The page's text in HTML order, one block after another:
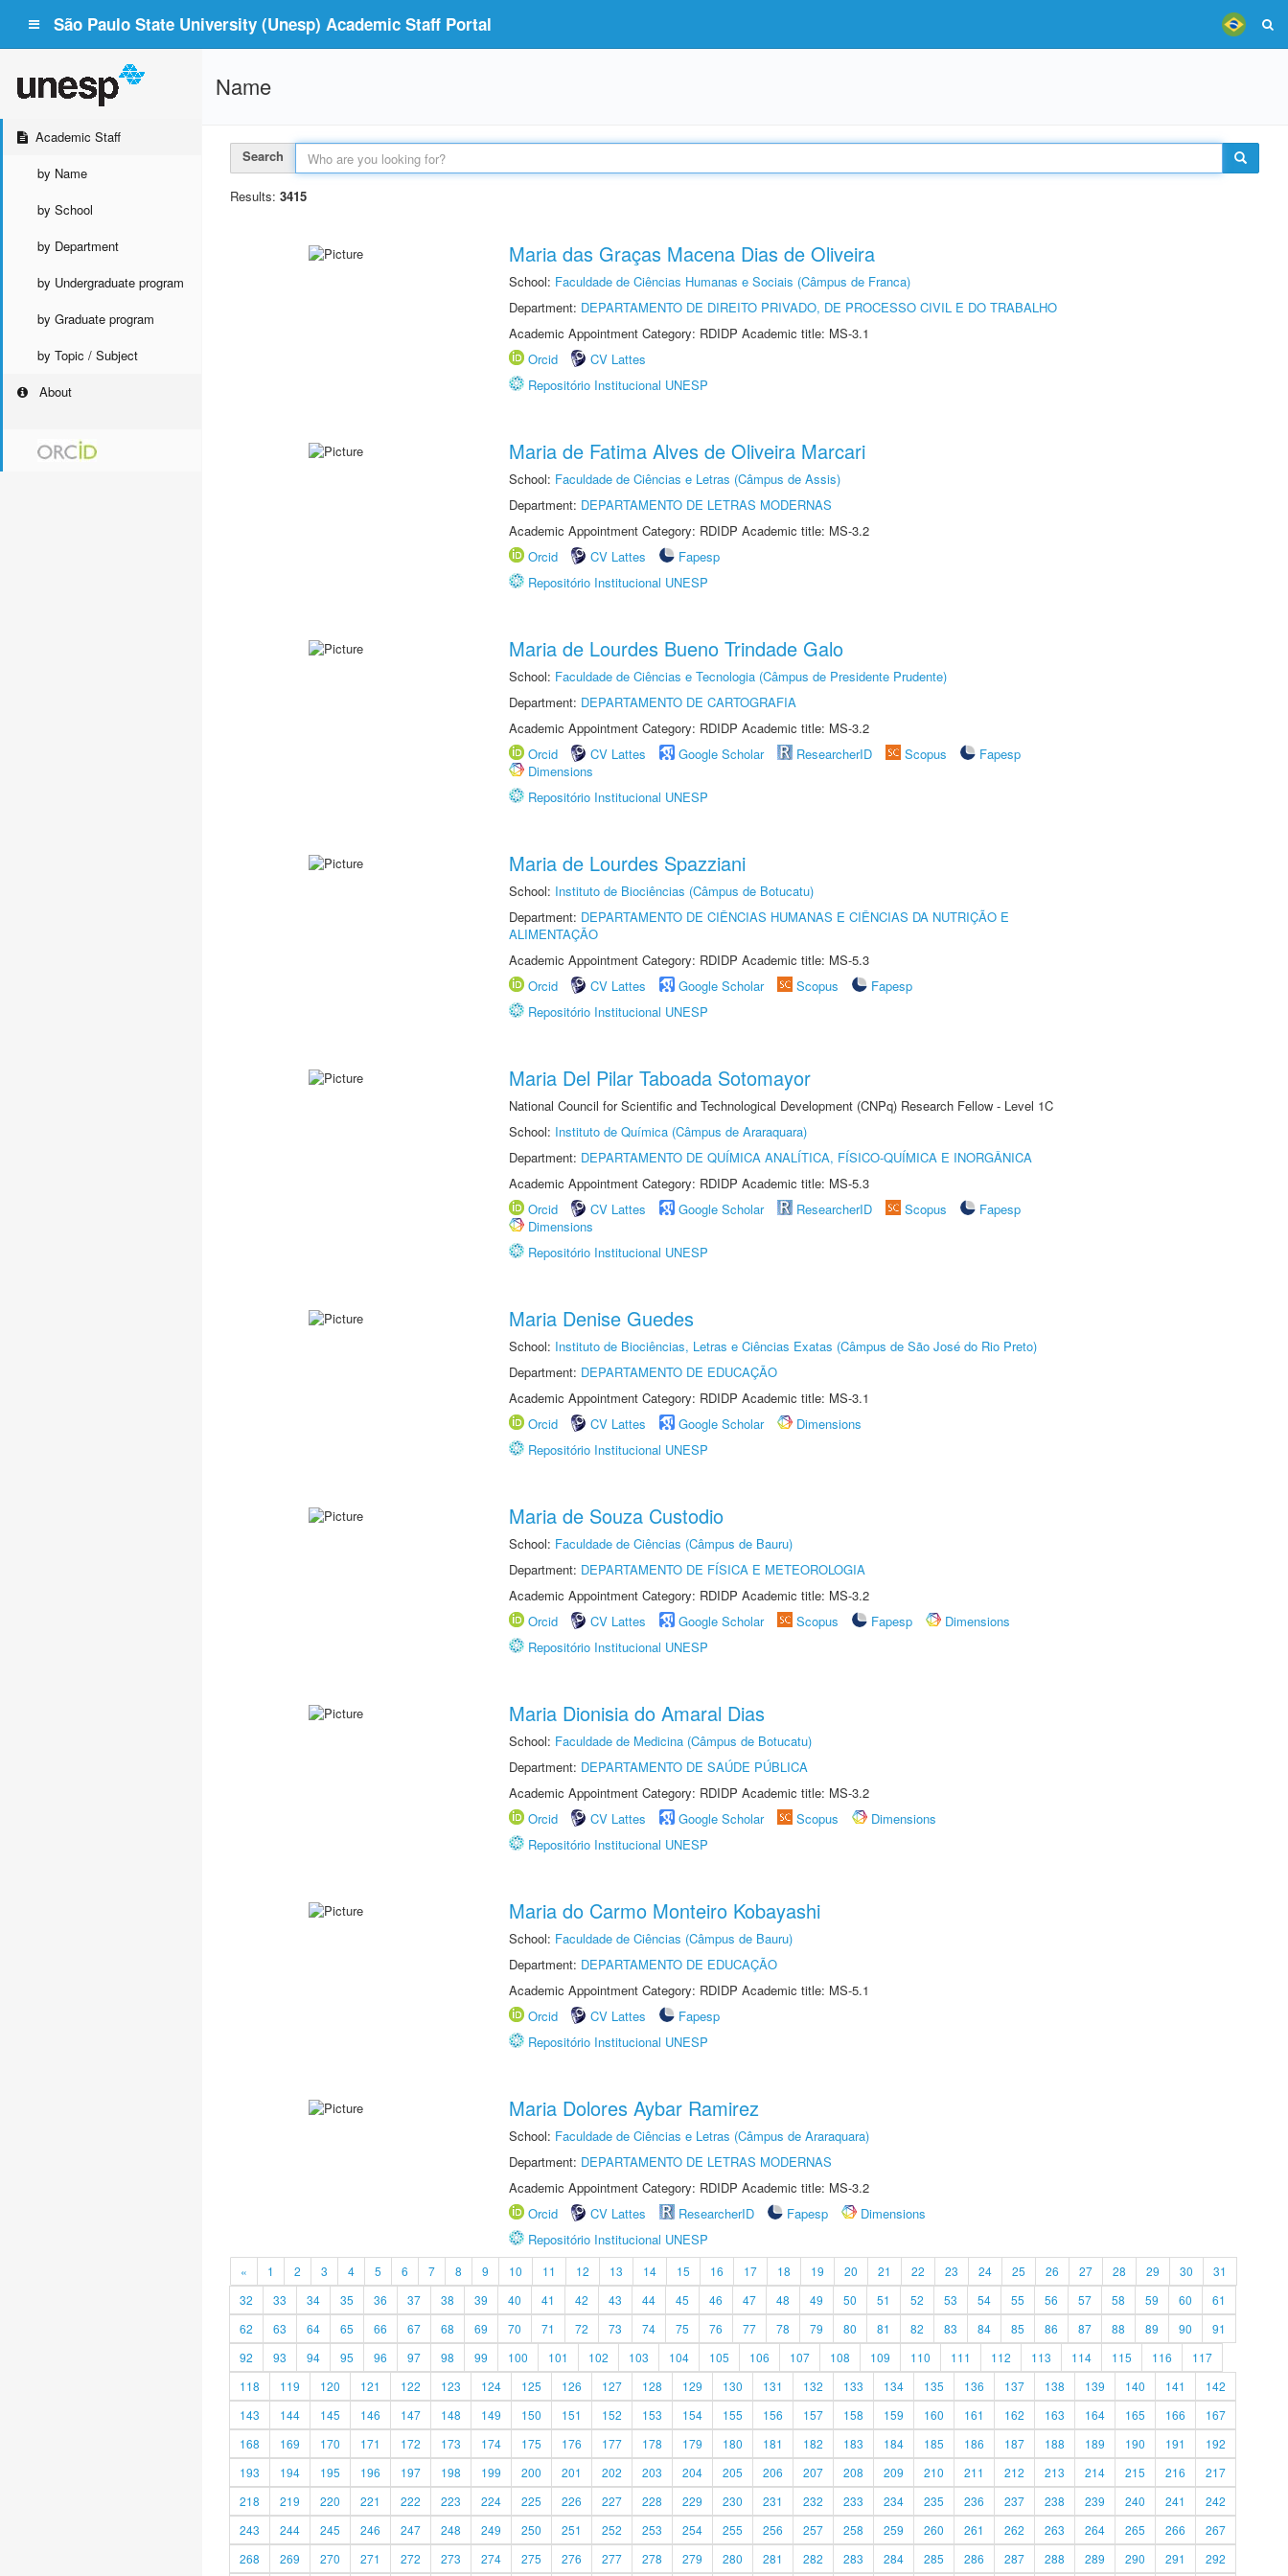
São Paulo State University (Unesp) Academic Staff Portal
Academic Staff
by Name
by School
by Department
by Undergraduate program
by Graduate program
by Topic / Subject
About
Name
Search
Results: 3415
Maria das Graças Macena Dias de Oliveira
School: Faculdade de Ciências Humanas e Sociais (Câmpus de Franca)
Department: DEPARTAMENTO DE DIREITO PRIVADO, DE PROCESSO CIVIL E DO TRABALHO
Academic Appointment Category: RDIDP Academic title: MS-3.1
Orcid
CV Lattes
Repositório Institucional UNESP
Maria de Fatima Alves de Oliveira Marcari
School: Faculdade de Ciências e Letras (Câmpus de Assis)
Department: DEPARTAMENTO DE LETRAS MODERNAS
Academic Appointment Category: RDIDP Academic title: MS-3.2
Orcid
CV Lattes
Fapesp
Repositório Institucional UNESP
Maria de Lourdes Bueno Trindade Galo
School: Faculdade de Ciências e Tecnologia (Câmpus de Presidente Prudente)
Department: DEPARTAMENTO DE CARTOGRAFIA
Academic Appointment Category: RDIDP Academic title: MS-3.2
Orcid
CV Lattes Google Scholar ResearcherID Scopus
Fapesp
Dimensions
Repositório Institucional UNESP
Maria de Lourdes Spazziani
School: Instituto de Biociências (Câmpus de Botucatu)
Department: DEPARTAMENTO DE CIÊNCIAS HUMANAS E CIÊNCIAS DA NUTRIÇÃO E
ALIMENTAÇÃO
Academic Appointment Category: RDIDP Academic title: MS-5.3
Orcid
CV Lattes Google Scholar Scopus
Fapesp
Repositório Institucional UNESP
Maria Del Pilar Taboada Sotomayor
National Council for Scientific and Technological Development (CNPq) Research Fellow - Level 1C
School: Instituto de Química (Câmpus de Araraquara)
Department: DEPARTAMENTO DE QUÍMICA ANALÍTICA, FÍSICO-QUÍMICA E INORGÂNICA
Academic Appointment Category: RDIDP Academic title: MS-5.3
Orcid
CV Lattes Google Scholar ResearcherID Scopus
Fapesp
Dimensions
Repositório Institucional UNESP
Maria Denise Guedes
School: Instituto de Biociências, Letras e Ciências Exatas (Câmpus de São José do Rio Preto)
Department: DEPARTAMENTO DE EDUCAÇÃO
Academic Appointment Category: RDIDP Academic title: MS-3.1
Orcid
CV Lattes Google Scholar
Dimensions
Repositório Institucional UNESP
Maria de Souza Custodio
School: Faculdade de Ciências (Câmpus de Bauru)
Department: DEPARTAMENTO DE FÍSICA E METEOROLOGIA
Academic Appointment Category: RDIDP Academic title: MS-3.2
Orcid
CV Lattes Google Scholar Scopus Fapesp
Dimensions
Repositório Institucional UNESP
Maria Dionisia do Amaral Dias
School: Faculdade de Medicina (Câmpus de Botucatu)
Department: DEPARTAMENTO DE SAÚDE PÚBLICA
Academic Appointment Category: RDIDP Academic title: MS-3.2
Orcid
CV Lattes Google Scholar Scopus
Dimensions
Repositório Institucional UNESP
Maria do Carmo Monteiro Kobayashi
School: Faculdade de Ciências (Câmpus de Bauru)
Department: DEPARTAMENTO DE EDUCAÇÃO
Academic Appointment Category: RDIDP Academic title: MS-5.1
Orcid
CV Lattes
Fapesp
Repositório Institucional UNESP
Maria Dolores Aybar Ramirez
School: Faculdade de Ciências e Letras (Câmpus de Araraquara)
Department: DEPARTAMENTO DE LETRAS MODERNAS
Academic Appointment Category: RDIDP Academic title: MS-3.2
Orcid
CV Lattes ResearcherID Fapesp
Dimensions
Repositório Institucional UNESP
« 1 2 3 4 5 6 7 8 9 10 11 12 13 14 15 16 17 18 19 20 21 22 23 24 25 26 27 28 29 30
31
32
33 34 35 36 37 38 39 40 41 42 43 44 45 46 47 48 49 50 51 52 53 54 55 56 57 58 59 60
61
62
63 64 65 66 67 68 69 70 71 72 73 74 75 76 77 78 79 80 81 82 83 84 85 86 87 88 89 90
91
92
93 94 95 96 97 98 99 100 101 102 103 104 105 106 107 108 109 110 111 112 113 114 115 116
117
118
119 120 121 122 123 124 125 126 127 128 129 130 131 132 133 134 135 136 137 138 139 140 141
142
143
144 145 146 147 148 149 150 151 152 153 154 155 156 157 158 159 160 161 162 163 164 165 166
167
168
169 170 171 172 173 174 175 176 177 178 179 180 181 182 183 184 185 186 187 188 189 190 191
192
193
194 195 196 197 198 199 200 201 202 203 204 205 206 207 208 209 210 211 212 213 214 215 216
217
218
219 220 221 222 223 224 225 226 227 228 229 230 231 232 233 234 235 236 237 238 239 240 241
242
243
244 245 246 247 248 249 250 251 252 253 254 255 256 257 258 259 260 261 262 263 264 265 266
267
268
269 270 271 272 273 274 275 276 277 278 279 280 281 282 283 284 285 286 287 288 289 290 291 292